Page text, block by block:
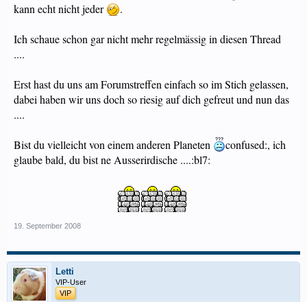
kann echt nicht jeder
.
Ich schaue schon gar nicht mehr regelmässig in diesen Thread
....
Erst hast du uns am Forumstreffen einfach so im Stich gelassen,
dabei haben wir uns doch so riesig auf dich gefreut und nun das
....
Bist du vielleicht von einem anderen Planeten
confused:, ich
glaube bald, du bist ne Ausserirdische ....:bl7:
19. September 2008
Letti
VIP-User
VIP